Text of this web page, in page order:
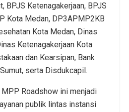
BPJS Ketenagakerjaan, BPJS
Kota Medan, DP3APMP2KB
Kota Medan, Dinas
Ketenagakerjaan Kota
dan Kearsipan, Bank
serta Disdukcapil.
MPP Roadshow ini menjadi
publik lintas instansi